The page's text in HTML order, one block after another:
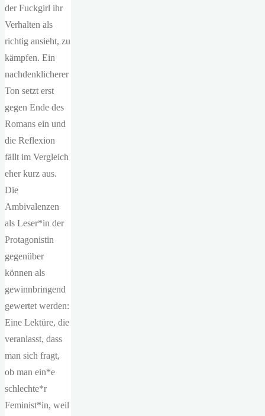
der Fuckgirl ihr
Verhalten als
richtig ansieht, zu
kämpfen. Ein
nachdenklicherer
Ton setzt erst
gegen Ende des
Romans ein und
die Reflexion
fällt im Vergleich
eher kurz aus.
Die
Ambivalenzen
als Leser*in der
Protagonistin
gegenüber
können als
gewinnbringend
gewertet werden:
Eine Lektüre, die
veranlasst, dass
man sich fragt,
ob man ein*e
schlechte*r
Feminist*in, weil